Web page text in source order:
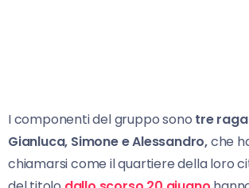
I componenti del gruppo sono tre
Gianluca, Simone e Alessandro,che
chiamarsi come il quartiere della loro